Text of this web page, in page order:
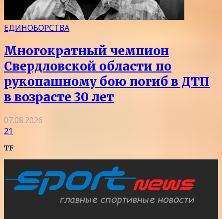
ЕДИНОБОРСТВА
Многократный чемпион
Свердловской области по
рукопашному бою погиб в ДТП
в возрасте 30 лет
07.08.2026
21
TF